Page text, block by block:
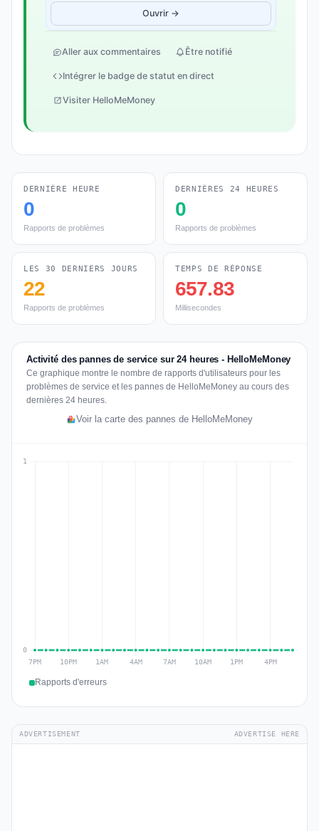
Ouvrir →
Aller aux commentaires Être notifié
Intégrer le badge de statut en direct
Visiter HelloMeMoney
DERNIÈRE HEURE
0
Rapports de problèmes
DERNIÈRES 24 HEURES
0
Rapports de problèmes
LES 30 DERNIERS JOURS
22
Rapports de problèmes
TEMPS DE RÉPONSE
657.83
Millisecondes
Activité des pannes de service sur 24 heures - HelloMeMoney
Ce graphique montre le nombre de rapports d'utilisateurs pour les
problèmes de service et les pannes de HelloMeMoney au cours des
dernières 24 heures.
Voir la carte des pannes de HelloMeMoney
Rapports d'erreurs
ADVERTISEMENT ADVERTISE HERE